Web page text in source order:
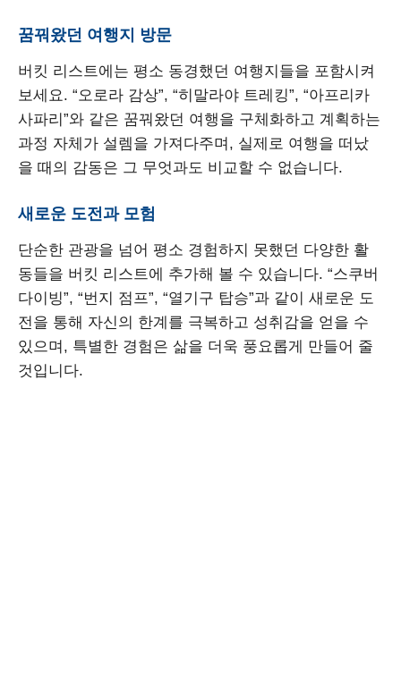
꿈꿔왔던 여행지 방문
버킷 리스트에는 평소 동경했던 여행지들을 포함시켜
보세요. “오로라 감상”, “히말라야 트레킹”, “아프리카
사파리”와 같은 꿈꿔왔던 여행을 구체화하고 계획하는
과정 자체가 설렘을 가져다주며, 실제로 여행을 떠났
을 때의 감동은 그 무엇과도 비교할 수 없습니다.
새로운 도전과 모험
단순한 관광을 넘어 평소 경험하지 못했던 다양한 활
동들을 버킷 리스트에 추가해 볼 수 있습니다. “스쿠버
다이빙”, “번지 점프”, “열기구 탑승”과 같이 새로운 도
전을 통해 자신의 한계를 극복하고 성취감을 얻을 수
있으며, 특별한 경험은 삶을 더욱 풍요롭게 만들어 줄
것입니다.